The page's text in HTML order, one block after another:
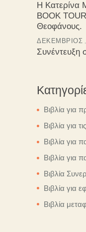
Η Κατερίνα
BOOK
Θεοφάνους.
ΔΕΚΈΜΒΡΙΟΣ ,
Συνέντευξη
Βιβλία για
Βιβλία για
Βιβλία για
Βιβλία για
Βιβλία
Βιβλία για
Βιβλία